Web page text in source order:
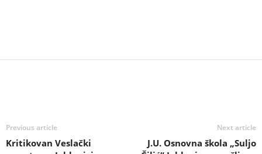
Previous article
Kritikovan Veslački
Next article
J.U. Osnovna škola „Suljo